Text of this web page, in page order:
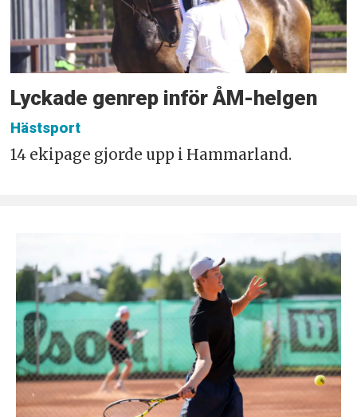
Lyckade genrep inför ÅM-helgen
Hästsport
14 ekipage gjorde upp i Hammarland.